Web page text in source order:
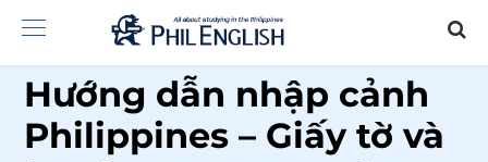
Hướng dẫn nhập cảnh
Philippines – Giấy tờ và